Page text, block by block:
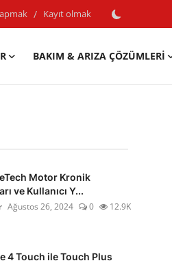
/ Kayıt olmak
BAKIM & ARIZA ÇÖZÜMLERI
Motor Kronik
ve Kullanıcı Y...
Ağustos 26, 2024 0 12.9K
4 Touch ile Touch Plus